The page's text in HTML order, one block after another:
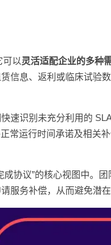
可以灵活适配企业的多种
信息、返利或临床试验
速识别未充分利用的
常运行时间承诺及相关
协议”的核心视图中。
服务补偿，从而避免潜在